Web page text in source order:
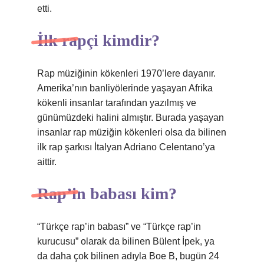
etti.
İlk rapçi kimdir?
Rap müziğinin kökenleri 1970’lere dayanır.
Amerika’nın banliyölerinde yaşayan Afrika
kökenli insanlar tarafından yazılmış ve
günümüzdeki halini almıştır. Burada yaşayan
insanlar rap müziğin kökenleri olsa da bilinen
ilk rap şarkısı İtalyan Adriano Celentano’ya
aittir.
Rap’in babası kim?
“Türkçe rap’in babası” ve “Türkçe rap’in
kurucusu” olarak da bilinen Bülent İpek, ya
da daha çok bilinen adıyla Boe B, bugün 24